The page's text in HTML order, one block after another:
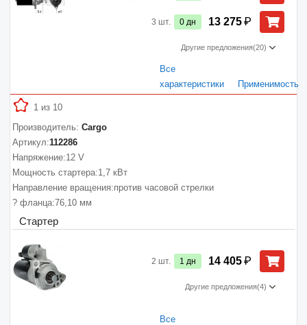
3 шт. 0 дн 13 275₽
Другие предложения(20)
Все
характеристики
Применимость
Стартер
1 из 10
Производитель: Cargo
Артикул:112286
Напряжение:12 V
Мощность стартера:1,7 кВт
Направление вращения:против часовой стрелки
? фланца:76,10 мм
2 шт. 1 дн 14 405₽
Другие предложения(4)
Все